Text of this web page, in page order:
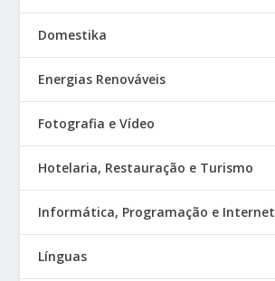
Domestika
Energias Renováveis
Fotografia e Vídeo
Hotelaria, Restauração e Turismo
Informática, Programação e Internet
Línguas